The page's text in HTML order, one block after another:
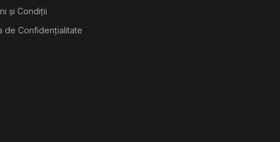
și Condiții
de Confidențialitate